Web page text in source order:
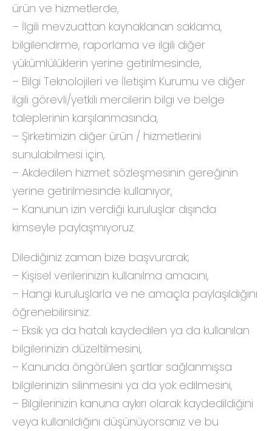
ürün ve hizmetlerde,
– İlgili mevzuattan kaynaklanan saklama,
bilgilendirme, raporlama ve ilgili diğer
yükümlülüklerin yerine getirilmesinde,
– Bilgi Teknolojileri ve İletişim Kurumu ve diğer
ilgili görevli/yetkili mercilerin bilgi ve belge
taleplerinin karşılanmasında,
– Şirketimizin diğer ürün / hizmetlerini
sunulabilmesi için,
– Akdedilen hizmet sözleşmesinin gereğinin
yerine getirilmesinde kullanıyor,
– Kanunun izin verdiği kuruluşlar dışında
kimseyle paylaşmıyoruz.
Dilediğiniz zaman bize başvurarak;
– Kişisel verilerinizin kullanılma amacını,
– Hangi kuruluşlarla ve ne amaçla paylaşıldığını
öğrenebilirsiniz.
– Eksik ya da hatalı kaydedilen ya da kullanılan
bilgilerinizin düzeltilmesini,
– Kanunda öngörülen şartlar sağlanmışsa
bilgilerinizin silinmesini ya da yok edilmesini,
– Bilgilerinizin kanuna aykırı olarak kaydedildiğini
veya kullanıldığını düşünüyorsanız ve bu